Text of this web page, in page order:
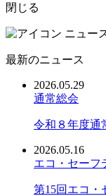
閉じる
ニュー
最新のニュース
2026.05.29
通常総会
令和８年度
2026.05.16
エコ・セーフ
第15回エコ・